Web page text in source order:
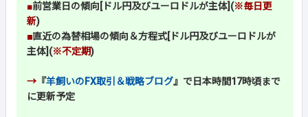
■前営業日の傾向[ドル円及びユーロドルが主体](※毎日更
新)
■直近の為替相場の傾向＆方程式[ドル円及びユーロドルが
主体](※不定期)
→ 『羊飼いのFX取引＆戦略ブログ』で日本時間17時頃まで
に更新予定